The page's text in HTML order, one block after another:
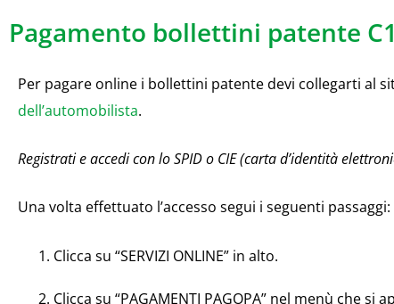
Pagamento bollettini patente
Per pagare online i bollettini patente devi collegarti al
dell’automobilista.
Registrati e accedi con lo SPID o CIE (carta d’identità
Una volta effettuato l’accesso segui i seguenti passaggi:
Clicca su “SERVIZI ONLINE” in alto.
Clicca su “PAGAMENTI PAGOPA” nel menù che si